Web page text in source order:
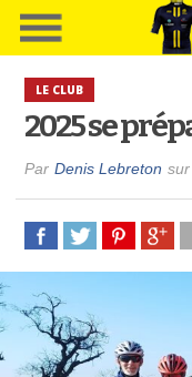
LE CLUB
2025 se
Par Denis Lebreton sur